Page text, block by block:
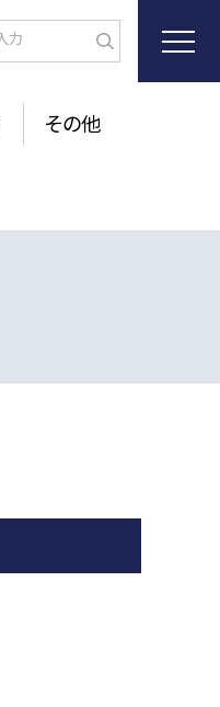
その他